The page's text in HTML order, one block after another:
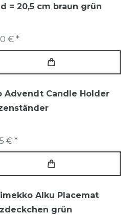
= 20,5 cm braun grün
€ *
Advendt Candle Holder
€ *
Alku Placemat
grün